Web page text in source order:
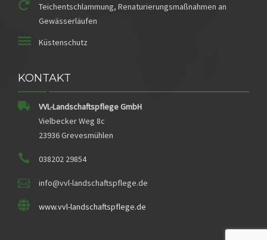
Teichentschlammung, Renaturierungsmaßnahmen an
Gewässerläufen
Küstenschutz
KONTAKT
VVL-Landschaftspflege GmbH
Vielbecker Weg 8c
23936 Grevesmühlen
038202 29854
info@vvl-landschaftspflege.de
www.vvl-landschaftspflege.de